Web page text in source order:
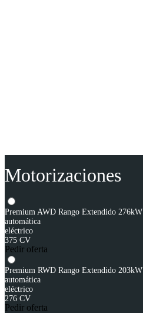
Motorizaciones
Premium AWD Rango Extendido 276kW
automática
eléctrico
375 CV
Pedir oferta
Premium RWD Rango Extendido 203kW
automática
eléctrico
276 CV
Pedir oferta